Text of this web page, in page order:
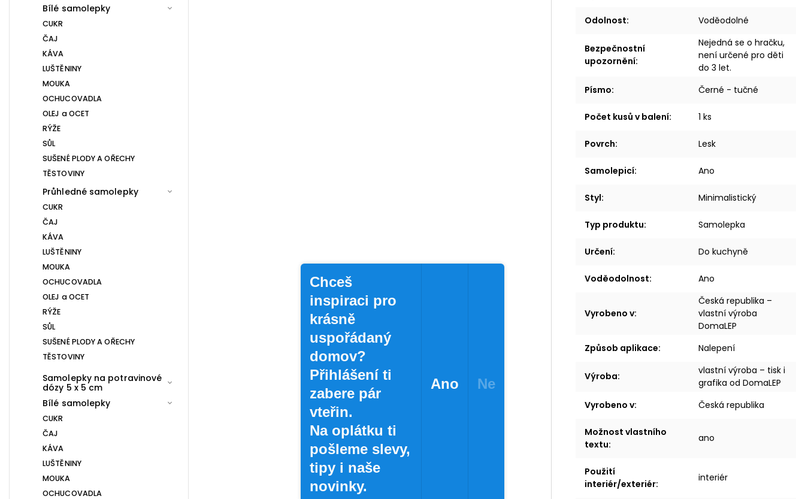
Bílé samolepky
CUKR
ČAJ
KÁVA
LUŠTĚNINY
MOUKA
OCHUCOVADLA
OLEJ a OCET
RÝŽE
SŮL
SUŠENÉ PLODY A OŘECHY
TĚSTOVINY
Průhledné samolepky
CUKR
ČAJ
KÁVA
LUŠTĚNINY
MOUKA
OCHUCOVADLA
OLEJ a OCET
RÝŽE
SŮL
SUŠENÉ PLODY A OŘECHY
TĚSTOVINY
Samolepky na potravinové
dózy 5 x 5 cm
Bílé samolepky
CUKR
ČAJ
KÁVA
LUŠTĚNINY
MOUKA
OCHUCOVADLA
Odolnost: Voděodolné
Bezpečnostní
upozornění:
Nejedná se o hračku,
není určené pro děti
do 3 let.
Písmo: Černé - tučné
Počet kusů v balení: 1 ks
Povrch: Lesk
Samolepicí: Ano
Styl: Minimalistický
Typ produktu: Samolepka
Určení: Do kuchyně
Voděodolnost: Ano
Vyrobeno v:
Česká republika –
vlastní výroba
DomaLEP
Způsob aplikace: Nalepení
Výroba:
vlastní výroba – tisk i
grafika od DomaLEP
Vyrobeno v: Česká republika
Možnost vlastního
textu:
ano
Použití
interiér/exteriér:
interiér
Chceš
inspiraci pro
krásně
uspořádaný
domov?
Přihlášení ti
zabere pár
vteřin.
Na oplátku ti
pošleme slevy,
tipy i naše
novinky.
Ano Ne